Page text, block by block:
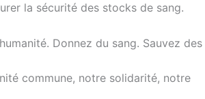
la sécurité des stocks de sang.
Donnez du sang. Sauvez des
commune, notre solidarité, notre